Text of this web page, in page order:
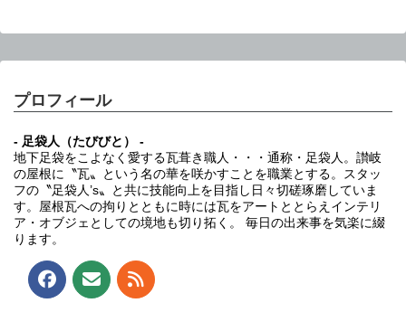
プロフィール
- 足袋人（たびびと） -
地下足袋をこよなく愛する瓦葺き職人・・・通称・足袋人。讃岐
の屋根に〝瓦〟という名の華を咲かすことを職業とする。スタッ
フの〝足袋人’s〟と共に技能向上を目指し日々切磋琢磨していま
す。屋根瓦への拘りとともに時には瓦をアートととらえインテリ
ア・オブジェとしての境地も切り拓く。 毎日の出来事を気楽に綴
ります。